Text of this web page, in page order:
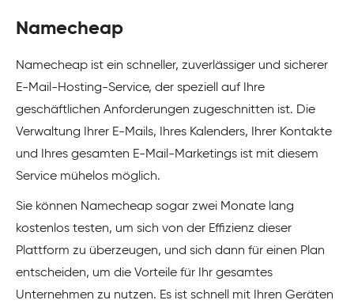
Namecheap
Namecheap ist ein schneller, zuverlässiger und sicherer
E-Mail-Hosting-Service, der speziell auf Ihre
geschäftlichen Anforderungen zugeschnitten ist. Die
Verwaltung Ihrer E-Mails, Ihres Kalenders, Ihrer Kontakte
und Ihres gesamten E-Mail-Marketings ist mit diesem
Service mühelos möglich.
Sie können Namecheap sogar zwei Monate lang
kostenlos testen, um sich von der Effizienz dieser
Plattform zu überzeugen, und sich dann für einen Plan
entscheiden, um die Vorteile für Ihr gesamtes
Unternehmen zu nutzen. Es ist schnell mit Ihren Geräten